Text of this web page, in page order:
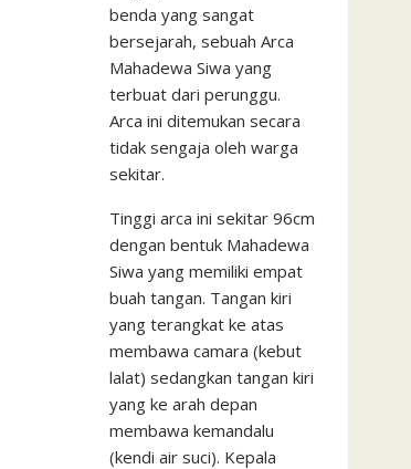
benda yang sangat
bersejarah, sebuah Arca
Mahadewa Siwa yang
terbuat dari perunggu.
Arca ini ditemukan secara
tidak sengaja oleh warga
sekitar.
Tinggi arca ini sekitar 96cm
dengan bentuk Mahadewa
Siwa yang memiliki empat
buah tangan. Tangan kiri
yang terangkat ke atas
membawa camara (kebut
lalat) sedangkan tangan kiri
yang ke arah depan
membawa kemandalu
(kendi air suci). Kepala